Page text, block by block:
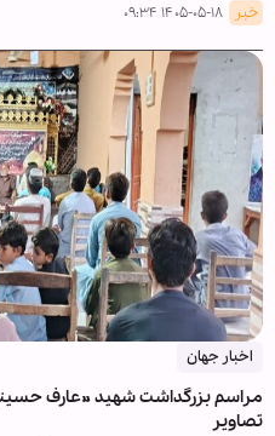
خبر ۱۴۰۵-۰۵-۱۸ ۰۹:۳۴
اخبار جهان
مراسم بزرگداشت شهید »عارف
تصاویر